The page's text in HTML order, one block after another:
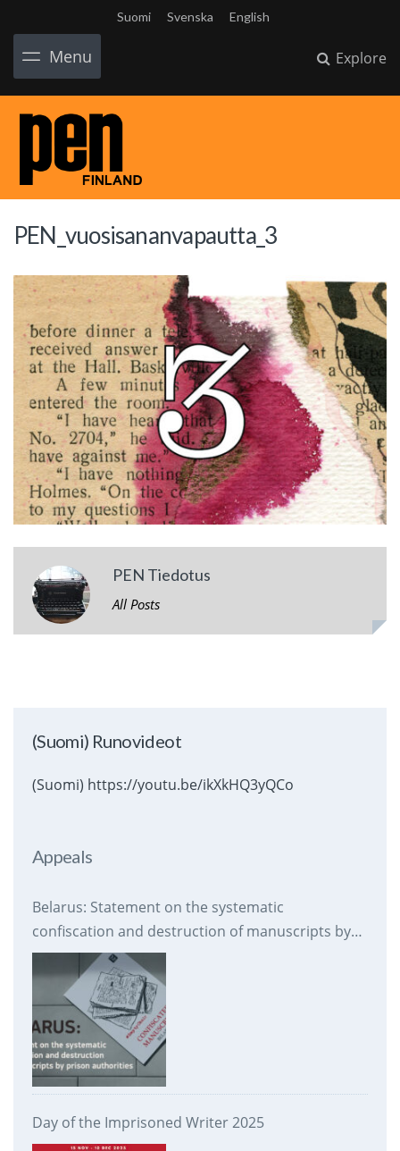
Suomi Svenska English
Menu Explore
PEN_vuosisananvapautta_3
PEN Tiedotus
All Posts
(Suomi) Runovideot
(Suomi) https://youtu.be/ikXkHQ3yQCo
Appeals
Belarus: Statement on the systematic
confiscation and destruction of manuscripts by
prison authorities
Day of the Imprisoned Writer 2025